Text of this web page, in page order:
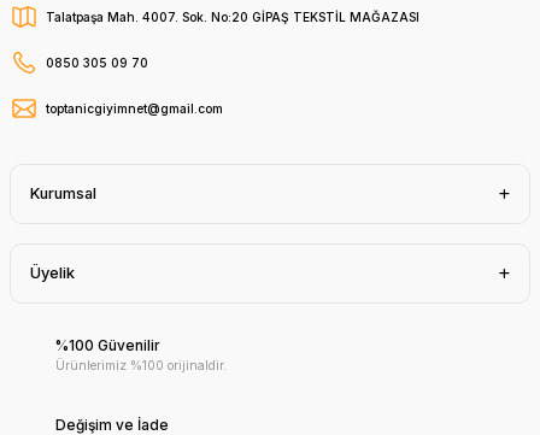
Talatpaşa Mah. 4007. Sok. No:20 GİPAŞ TEKSTİL MAĞAZASI
0850 305 09 70
toptanicgiyimnet@gmail.com
Kurumsal
Üyelik
%100 Güvenilir
Ürünlerimiz %100 orijinaldir.
Değişim ve İade